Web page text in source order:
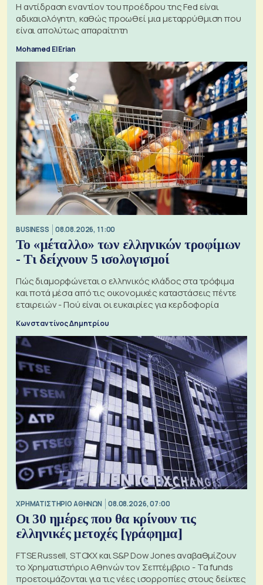
Η αντίδραση εναντίον του προέδρου της Fed είναι
αδικαιολόγητη, καθώς προωθεί μια μεταρρύθμιση που
είναι απολύτως απαραίτητη
Mohamed El Erian
BUSINESS 08.08.2026, 11:00
Το «μέταλλο» των ελληνικών τροφίμων
- Τι δείχνουν 5 ισολογισμοί
Πώς διαμορφώνεται ο ελληνικός κλάδος στα τρόφιμα
και ποτά μέσα από τις οικονομικές καταστάσεις πέντε
εταιρειών - Πού είναι οι ευκαιρίες για κερδοφορία
Κωνσταντίνος Δημητρίου
XΡΗΜΑΤΙΣΤΗΡΙΟ ΑΘΗΝΩΝ 08.08.2026, 07:00
Οι 30 ημέρες που θα κρίνουν τις
ελληνικές μετοχές [γράφημα]
FTSE Russell, STOXX και S&P Dow Jones αναβαθμίζουν
το Χρηματιστήριο Αθηνών τον Σεπτέμβριο - Τα funds
προετοιμάζονται για τις νέες ισορροπίες στους δείκτες